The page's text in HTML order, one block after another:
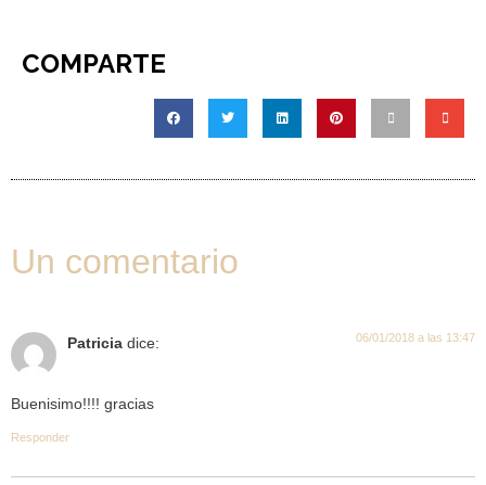
COMPARTE
Un comentario
Patricia dice: 06/01/2018 a las 13:47
Buenisimo!!!! gracias
Responder